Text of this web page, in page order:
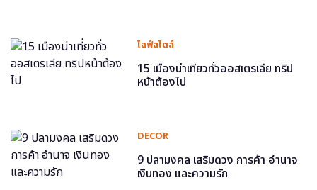
ไลฟ์สไตล์
15 เมืองน่าเที่ยวทั่วออสเตรเลีย ทริป
หน้าต้องไป
DECOR
9 ปลามงคล เสริมดวง การค้า อำนาจ
เงินทอง และความรัก